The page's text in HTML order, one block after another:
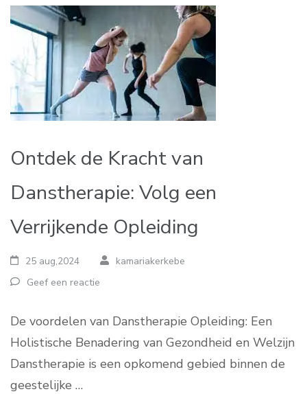
Ontdek de Kracht van
Danstherapie: Volg een
Verrijkende Opleiding
25 aug,2024
kamariakerkebe
Geef een reactie
De voordelen van Danstherapie Opleiding: Een
Holistische Benadering van Gezondheid en Welzijn
Danstherapie is een opkomend gebied binnen de
geestelijke …